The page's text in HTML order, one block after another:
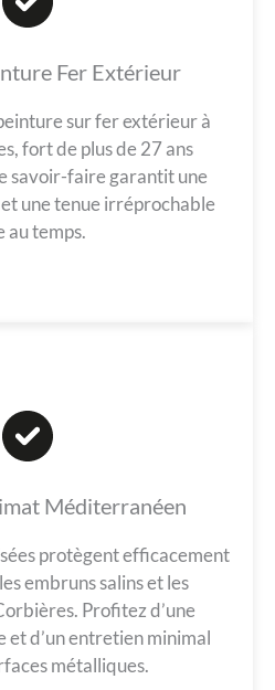
Fer Extérieur
sur fer extérieur à
fort de plus de 27 ans
savoir-faire garantit une
une tenue irréprochable
au temps.
Méditerranéen
protègent efficacement
embruns salins et les
Profitez d’une
d’un entretien minimal
métalliques.